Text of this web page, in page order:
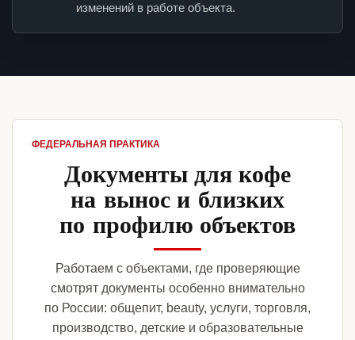
изменений в работе объекта.
ФЕДЕРАЛЬНАЯ ПРАКТИКА
Документы для кофе
на вынос и близких
по профилю объектов
Работаем с объектами, где проверяющие
смотрят документы особенно внимательно
по России: общепит, beauty, услуги, торговля,
производство, детские и образовательные